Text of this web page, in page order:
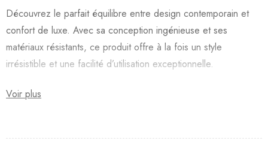
Découvrez le parfait équilibre entre design contemporain et
confort de luxe. Avec sa conception ingénieuse et ses
matériaux résistants, ce produit offre à la fois un style
irrésistible et une facilité d’utilisation exceptionnelle.
Voir plus